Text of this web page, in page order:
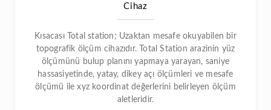
Cihaz
Kısacası Total station; Uzaktan mesafe okuyabilen bir
topografik ölçüm cihazıdır. Total Station arazinin yüz
ölçümünü bulup planını yapmaya yarayan, saniye
hassasiyetinde, yatay, dikey açı ölçümleri ve mesafe
ölçümü ile xyz koordinat değerlerini belirleyen ölçüm
aletleridir.